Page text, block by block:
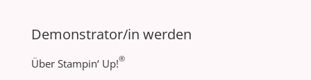
Demonstrator/in werden
Über Stampin‘ Up!®